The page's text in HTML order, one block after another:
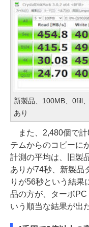
新製品、100MB、0fill
あり
また、2,480個で計
テムからのコピーに
計測の平均は、旧製
ありが74秒、新製品
りが56秒という結果
品の方が、ターボ
いう順当な結果が出